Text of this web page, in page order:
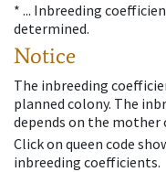
* ... Inbreeding
determined.
Notice
The inbreeding
planned colony. The
depends on the mother
Click on queen code
inbreeding coefficients.